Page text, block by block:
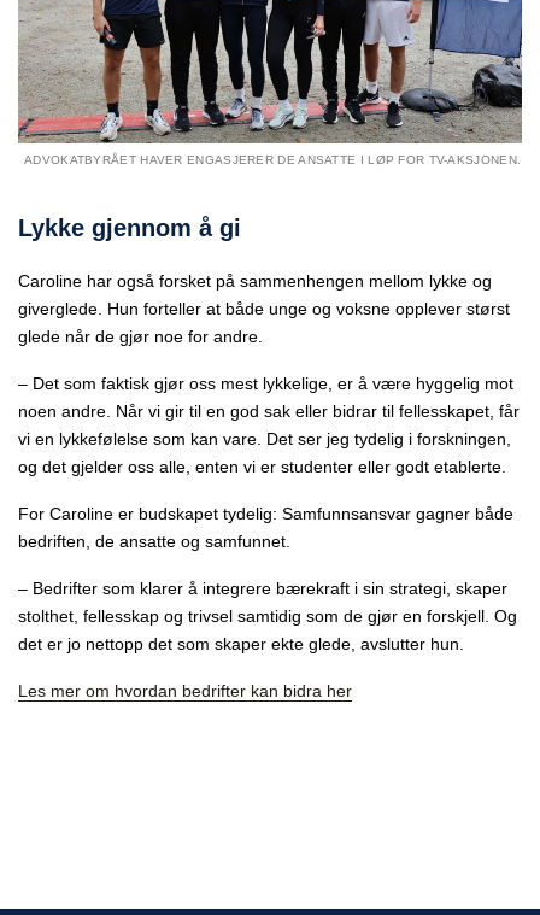
ADVOKATBYRÅET HAVER ENGASJERER DE ANSATTE I LØP FOR TV-AKSJONEN.
Lykke gjennom å gi
Caroline har også forsket på sammenhengen mellom lykke og
giverglede. Hun forteller at både unge og voksne opplever størst
glede når de gjør noe for andre.
– Det som faktisk gjør oss mest lykkelige, er å være hyggelig mot
noen andre. Når vi gir til en god sak eller bidrar til fellesskapet, får
vi en lykkefølelse som kan vare. Det ser jeg tydelig i forskningen,
og det gjelder oss alle, enten vi er studenter eller godt etablerte.
For Caroline er budskapet tydelig: Samfunnsansvar gagner både
bedriften, de ansatte og samfunnet.
– Bedrifter som klarer å integrere bærekraft i sin strategi, skaper
stolthet, fellesskap og trivsel samtidig som de gjør en forskjell. Og
det er jo nettopp det som skaper ekte glede, avslutter hun.
Les mer om hvordan bedrifter kan bidra her